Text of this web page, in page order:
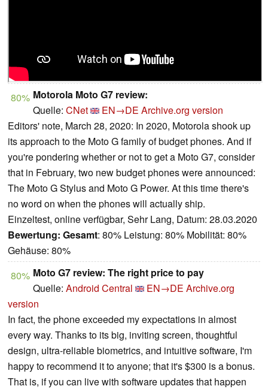
80% Motorola Moto G7 review:
Quelle: CNet EN→DE Archive.org version
Editors' note, March 28, 2020: In 2020, Motorola shook up
its approach to the Moto G family of budget phones. And if
you're pondering whether or not to get a Moto G7, consider
that in February, two new budget phones were announced:
The Moto G Stylus and Moto G Power. At this time there's
no word on when the phones will actually ship.
Einzeltest, online verfügbar, Sehr Lang, Datum: 28.03.2020
Bewertung: Gesamt: 80% Leistung: 80% Mobilität: 80%
Gehäuse: 80%
80% Moto G7 review: The right price to pay
Quelle: Android Central EN→DE Archive.org
version
In fact, the phone exceeded my expectations in almost
every way. Thanks to its big, inviting screen, thoughtful
design, ultra-reliable biometrics, and intuitive software, I'm
happy to recommend it to anyone; that it's $300 is a bonus.
That is, if you can live with software updates that happen